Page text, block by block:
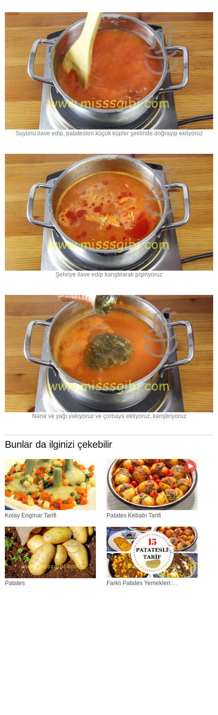
Suyunu ilave edip, patatesleri küçük küpler şeklinde doğrayıp ekliyoruz
Şehriye ilave edip karıştırarak pişiriyoruz
Nane ve yağı yakıyoruz ve çorbaya ekliyoruz, karıştırıyoruz
Bunlar da ilginizi çekebilir
Kolay Enginar Tarifi Patates Kebabı Tarifi
Patates
Farklı Patates Yemekleri: